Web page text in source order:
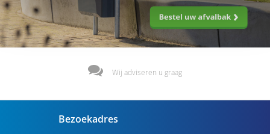
Wij adviseren u graag
Bezoekadres